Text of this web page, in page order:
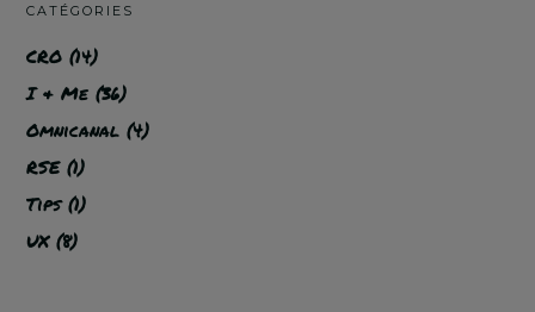
CATÉGORIES
CRO (14)
I & Me (36)
Omnicanal (4)
RSE(1)
Tips(1)
UX(8)